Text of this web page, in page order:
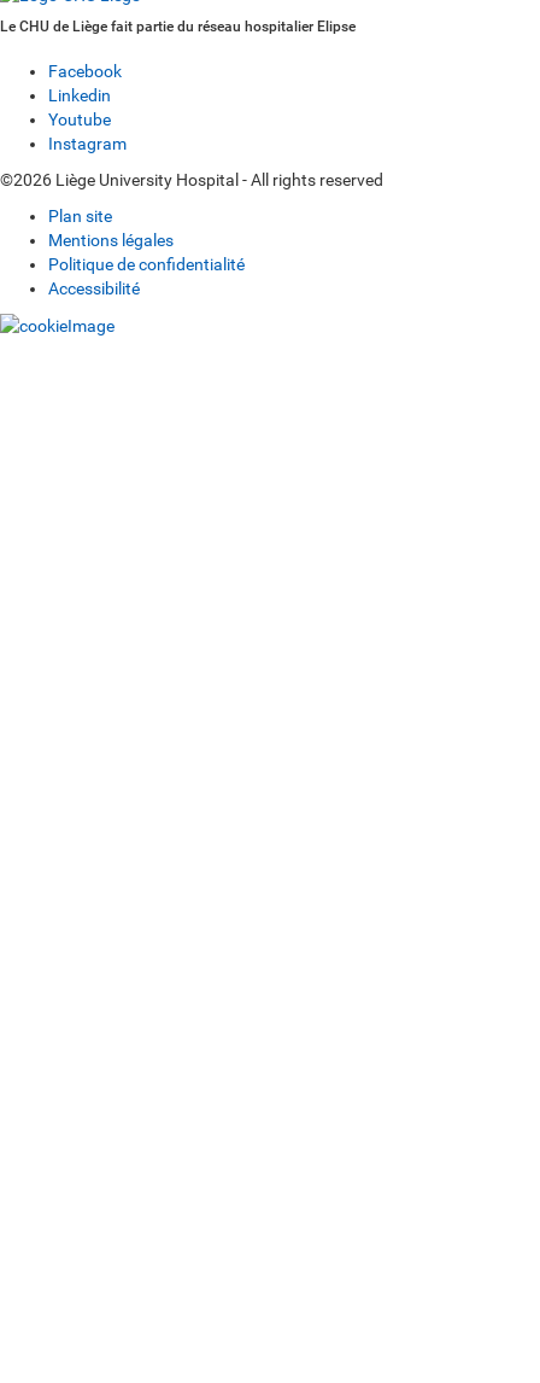
Le CHU de Liège fait partie du réseau hospitalier Elipse
Facebook
Linkedin
Youtube
Instagram
©2026 Liège University Hospital - All rights reserved
Plan site
Mentions légales
Politique de confidentialité
Accessibilité